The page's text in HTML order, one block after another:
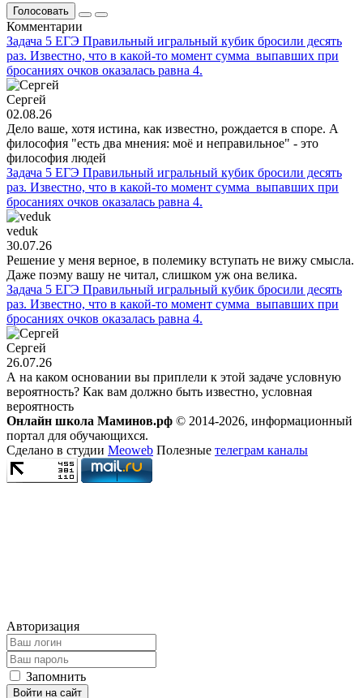
Голосовать
Комментарии
Задача 5 ЕГЭ Правильный игральный кубик бросили десять
раз. Известно, что в какой-то момент сумма выпавших при
бросаниях очков оказалась равна 4.
Сергей
02.08.26
Дело ваше, хотя истина, как известно, рождается в споре. А
философия "есть два мнения: моё и неправильное" - это
философия людей
Задача 5 ЕГЭ Правильный игральный кубик бросили десять
раз. Известно, что в какой-то момент сумма выпавших при
бросаниях очков оказалась равна 4.
veduk
30.07.26
Решение у меня верное, в полемику вступать не вижу смысла.
Даже поэму вашу не читал, слишком уж она велика.
Задача 5 ЕГЭ Правильный игральный кубик бросили десять
раз. Известно, что в какой-то момент сумма выпавших при
бросаниях очков оказалась равна 4.
Сергей
26.07.26
А на каком основании вы приплели к этой задаче условную
вероятность? Как вам должно быть известно, условная
вероятность
Онлайн школа Маминов.рф © 2014-2026, информационный
портал для обучающихся.
Сделано в студии Meoweb Полезные телеграм каналы
Авторизация
Запомнить
Войти на сайт